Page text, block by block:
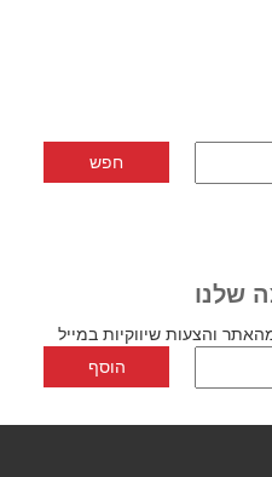
שלנו
והצעות שיווקיות במייל